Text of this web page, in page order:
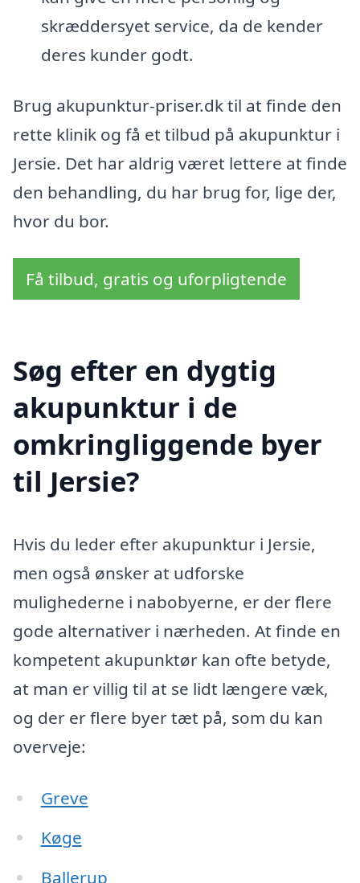
skræddersyet service, da de kender
deres kunder godt.
Brug akupunktur-priser.dk til at finde den
rette klinik og få et tilbud på akupunktur i
Jersie. Det har aldrig været lettere at finde
den behandling, du har brug for, lige der,
hvor du bor.
Få tilbud, gratis og uforpligtende
Søg efter en dygtig
akupunktur i de
omkringliggende byer
til Jersie?
Hvis du leder efter akupunktur i Jersie,
men også ønsker at udforske
mulighederne i nabobyerne, er der flere
gode alternativer i nærheden. At finde en
kompetent akupunktør kan ofte betyde,
at man er villig til at se lidt længere væk,
og der er flere byer tæt på, som du kan
overveje:
Greve
Køge
Ballerup